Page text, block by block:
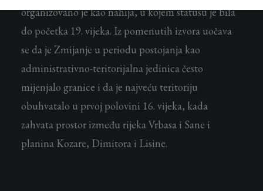
organizovano je kao nahija, u kojem statusu je bila
do početka 19. vijeka. Iz pomenutih izvora uočava
se da je Zmijanje u periodu postojanja kao
administrativno-teritorijalna jedinica često
mijenjalo granice i da je najveću teritoriju
obuhvatalo u prvoj polovini 16. vijeka, kada
zahvata prostor između rijeka Vrbasa i Sane i
planina Kozare, Dimitora i Lisine.